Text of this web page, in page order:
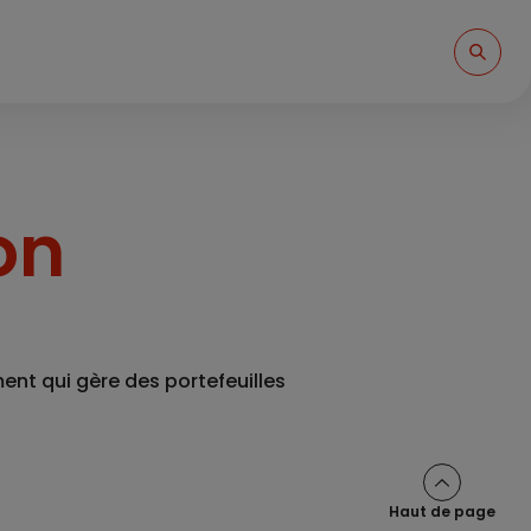
qui gère des portefeuilles
Haut de page